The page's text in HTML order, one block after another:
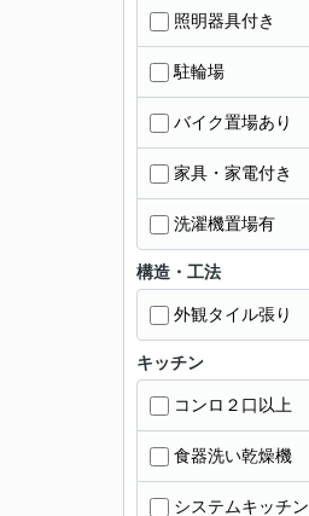
照明器具付き
駐輪場
バイク置場あり
家具・家電付き
洗濯機置場有
構造・工法
外観タイル張り
キッチン
コンロ２口以上
食器洗い乾燥機
システムキッチン